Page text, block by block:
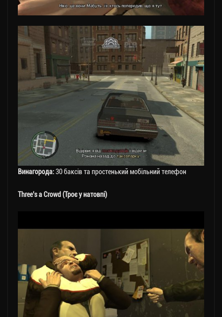
Винагорода:30 баксів та простенький мобільний телефон
Three’s a Crowd (Троє у натовпі)